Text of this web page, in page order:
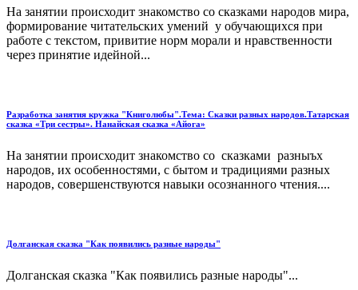
На занятии происходит знакомство со сказками народов мира,
формирование читательских умений у обучающихся при
работе с текстом, привитие норм морали и нравственности
через принятие идейной...
Разработка занятия кружка "Книголюбы".Тема: Сказки разных народов.Татарская
сказка «Три сестры». Нанайская сказка «Айога»
На занятии происходит знакомство со сказками разныъх
народов, их особенностями, с бытом и традициями разных
народов, совершенствуются навыки осознанного чтения....
Долганская сказка "Как появились разные народы"
Долганская сказка "Как появились разные народы"...